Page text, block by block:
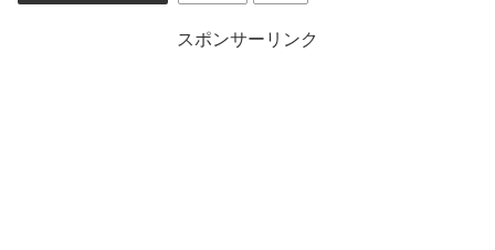
スポンサーリンク